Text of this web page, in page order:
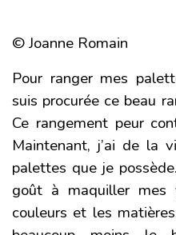
© Joanne Romain
Pour ranger mes
suis procurée ce beau
Ce rangement peur
Maintenant, j’ai de la
palettes que je
goût à maquiller mes
couleurs et les